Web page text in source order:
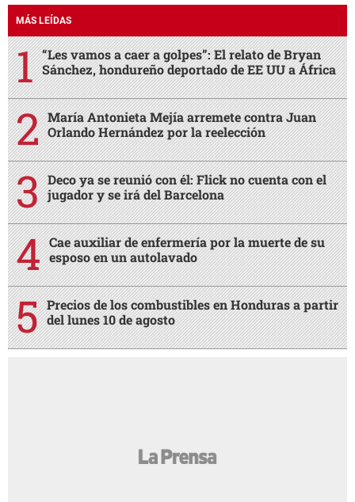
MÁS LEÍDAS
“Les vamos a caer a golpes”: El relato de Bryan
Sánchez, hondureño deportado de EE UU a África
María Antonieta Mejía arremete contra Juan
Orlando Hernández por la reelección
Deco ya se reunió con él: Flick no cuenta con el
jugador y se irá del Barcelona
Cae auxiliar de enfermería por la muerte de su
esposo en un autolavado
Precios de los combustibles en Honduras a partir
del lunes 10 de agosto